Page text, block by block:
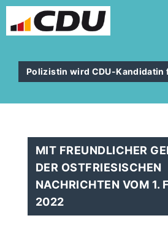
Polizistin wird CDU-Kandidatin
MIT FREUNDLICHER
DER OSTFRIESISCHEN
NACHRICHTEN VOM 1.
2022